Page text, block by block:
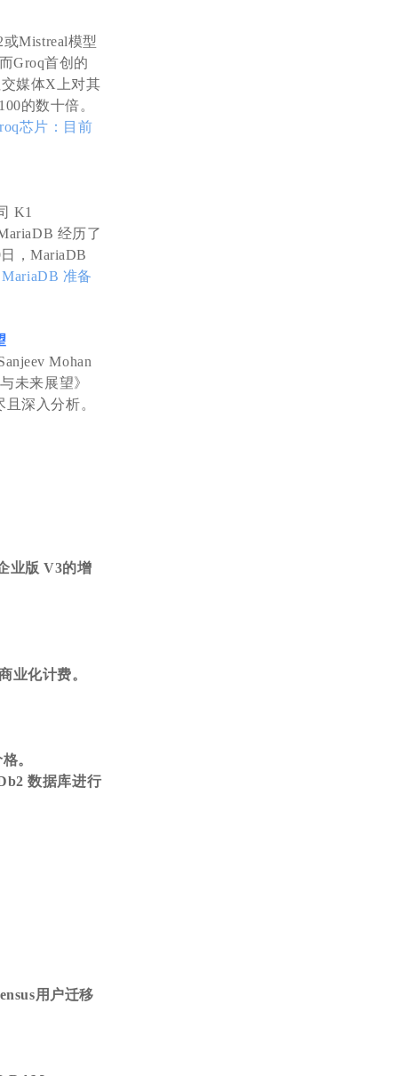
Mistreal模型
Groq首创的
媒体X上对其
的数十倍。
芯片：目前
K1
经历了
，MariaDB
准备
Mohan
未来展望》
深入分析。
业版 V3的增
业化计费。
。
数据库进行
用户迁移